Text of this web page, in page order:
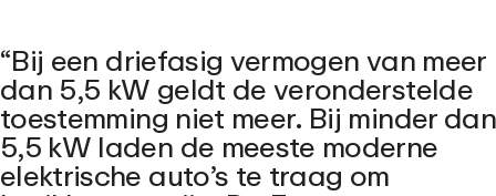
Bij een driefasig vermogen van meer
dan 5,5 kW geldt de veronderstelde
toestemming niet meer. Bij minder dan
5,5 kW laden de meeste moderne
elektrische auto’s te traag om